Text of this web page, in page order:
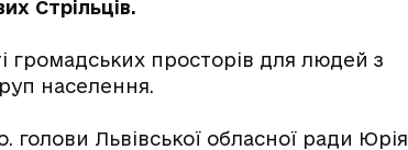
Стрільців.
громадських просторів для людей з
населення.
голови Львівської обласної ради Юрія